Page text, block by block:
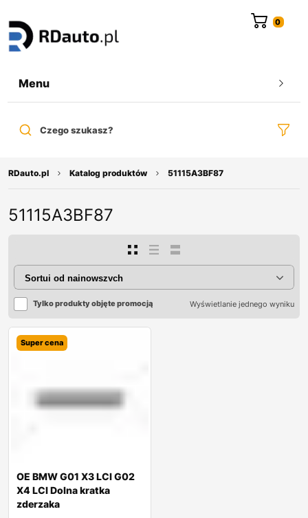
Menu
Czego szukasz?
RDauto.pl Katalog produktów 51115A3BF87
51115A3BF87
Tylko produkty objęte promocją Wyświetlanie jednego wyniku
Super cena
OE BMW G01 X3 LCI G02
X4 LCI Dolna kratka
zderzaka